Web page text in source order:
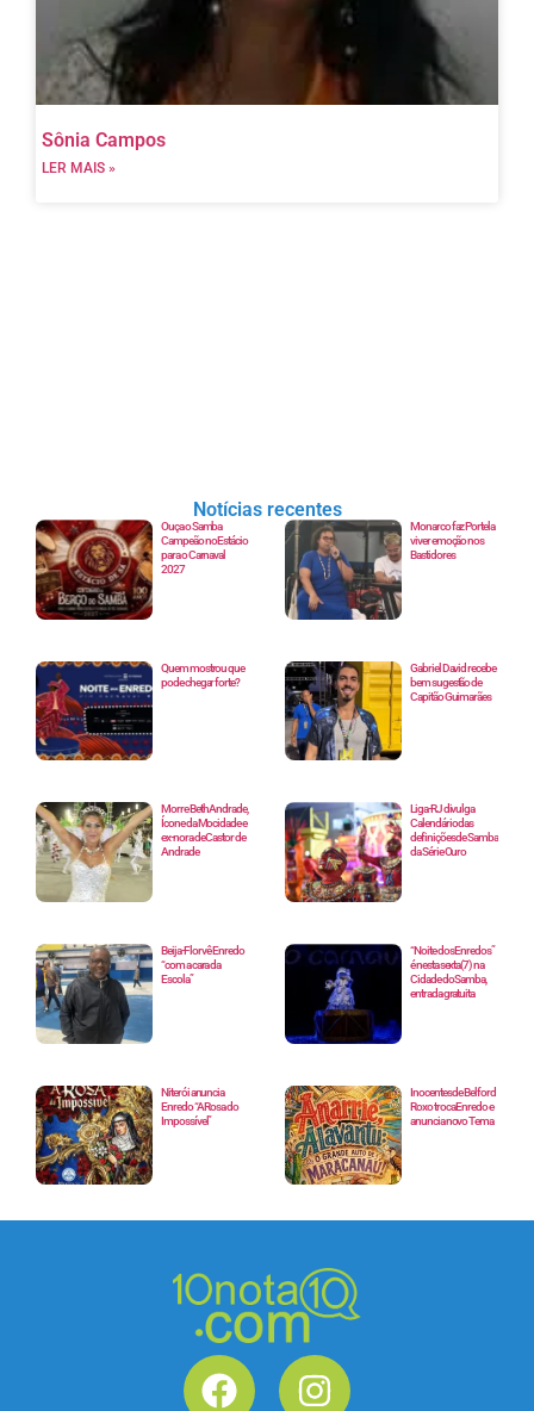
Sônia Campos
LER MAIS »
Notícias recentes
Ouça o Samba
Campeão no Estácio
para o Carnaval
2027
Monarco faz Portela
viver emoção nos
Bastidores
Quem mostrou que
pode chegar forte?
Gabriel David recebe
bem sugestão de
Capitão Guimarães
Morre Beth Andrade,
Ícone da Mocidade e
ex-nora de Castor de
Andrade
Liga-RJ divulga
Calendário das
definições de Samba
da Série Ouro
Beija-Flor vê Enredo
“com a cara da
Escola”
“Noite dos Enredos”
é nesta sexta(7) na
Cidade do Samba,
entrada gratuita
Niterói anuncia
Enredo “A Rosa do
Impossível”
Inocentes de Belford
Roxo troca Enredo e
anuncia novo Tema